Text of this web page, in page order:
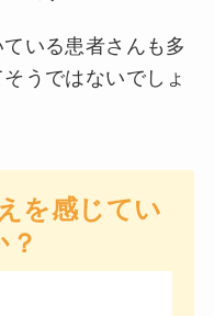
いる患者さんも多
うではないでしょ
を感じてい
？